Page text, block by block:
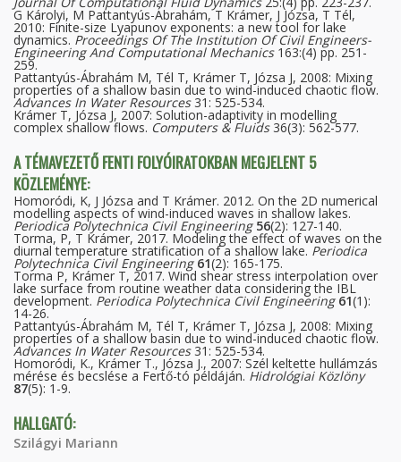
G Károlyi, M Pattantyús-Ábrahám, T Krámer, J Józsa, T Tél,
2010: Finite-size Lyapunov exponents: a new tool for lake
dynamics. Proceedings Of The Institution Of Civil Engineers-
Engineering And Computational Mechanics163:(4) pp. 251-
259.
Pattantyús-Ábrahám M, Tél T, Krámer T, Józsa J, 2008: Mixing
properties of a shallow basin due to wind-induced chaotic flow.
Advances In Water Resources31: 525-534.
Krámer T, Józsa J, 2007: Solution-adaptivity in modelling
complex shallow flows. Computers & Fluids36(3): 562-577.
A TÉMAVEZETŐ FENTI FOLYÓIRATOKBAN MEGJELENT 5
KÖZLEMÉNYE:
Homoródi, K, J Józsa and T Krámer. 2012. On the 2D numerical
modelling aspects of wind-induced waves in shallow lakes.
Periodica Polytechnica Civil Engineering 56(2): 127-140.
Torma, P, T Krámer, 2017. Modeling the effect of waves on the
diurnal temperature stratification of a shallow lake. Periodica
Polytechnica Civil Engineering 61(2): 165-175.
Torma P, Krámer T, 2017. Wind shear stress interpolation over
lake surface from routine weather data considering the IBL
development. Periodica Polytechnica Civil Engineering 61(1):
14-26.
Pattantyús-Ábrahám M, Tél T, Krámer T, Józsa J, 2008: Mixing
properties of a shallow basin due to wind-induced chaotic flow.
Advances In Water Resources31: 525-534.
Homoródi, K., Krámer T., Józsa J., 2007: Szél keltette hullámzás
mérése és becslése a Fertő-tó példáján. Hidrológiai Közlöny
87(5): 1-9.
HALLGATÓ:
Szilágyi Mariann